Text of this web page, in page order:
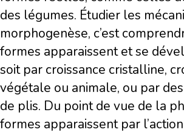
des légumes. Étudier les
morphogenèse, c’est
formes apparaissent et se
soit par croissance cristalline,
végétale ou animale, ou par
de plis. Du point de vue de la
formes apparaissent par